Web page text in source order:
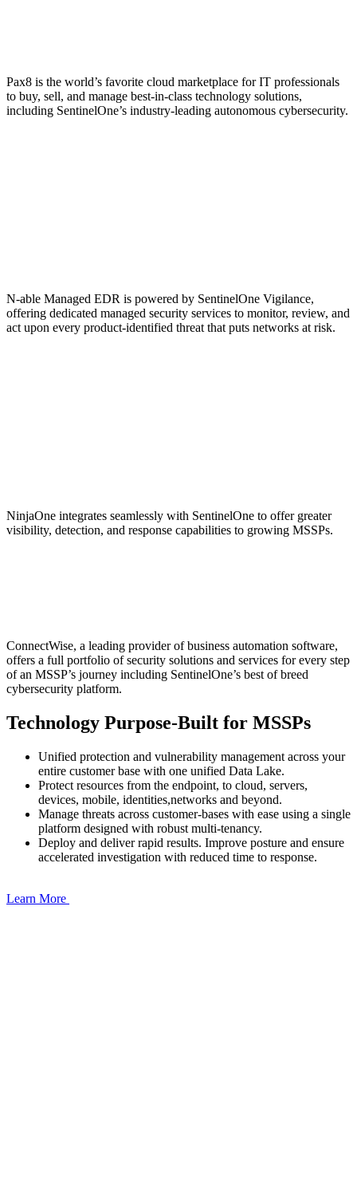
Pax8 is the world’s favorite cloud marketplace for IT professionals
to buy, sell, and manage best-in-class technology solutions,
including SentinelOne’s industry-leading autonomous cybersecurity.
N-able Managed EDR is powered by SentinelOne Vigilance,
offering dedicated managed security services to monitor, review, and
act upon every product-identified threat that puts networks at risk.
NinjaOne integrates seamlessly with SentinelOne to offer greater
visibility, detection, and response capabilities to growing MSSPs.
ConnectWise, a leading provider of business automation software,
offers a full portfolio of security solutions and services for every step
of an MSSP’s journey including SentinelOne’s best of breed
cybersecurity platform.
Technology Purpose-Built for MSSPs
Unified protection and vulnerability management across your
entire customer base with one unified Data Lake.
Protect resources from the endpoint, to cloud, servers,
devices, mobile, identities,networks and beyond.
Manage threats across customer-bases with ease using a single
platform designed with robust multi-tenancy.
Deploy and deliver rapid results. Improve posture and ensure
accelerated investigation with reduced time to response.
Learn More